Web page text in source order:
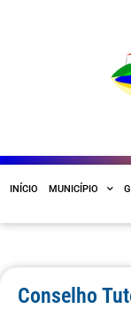
INÍCIO MUNICÍPIO
Conselho